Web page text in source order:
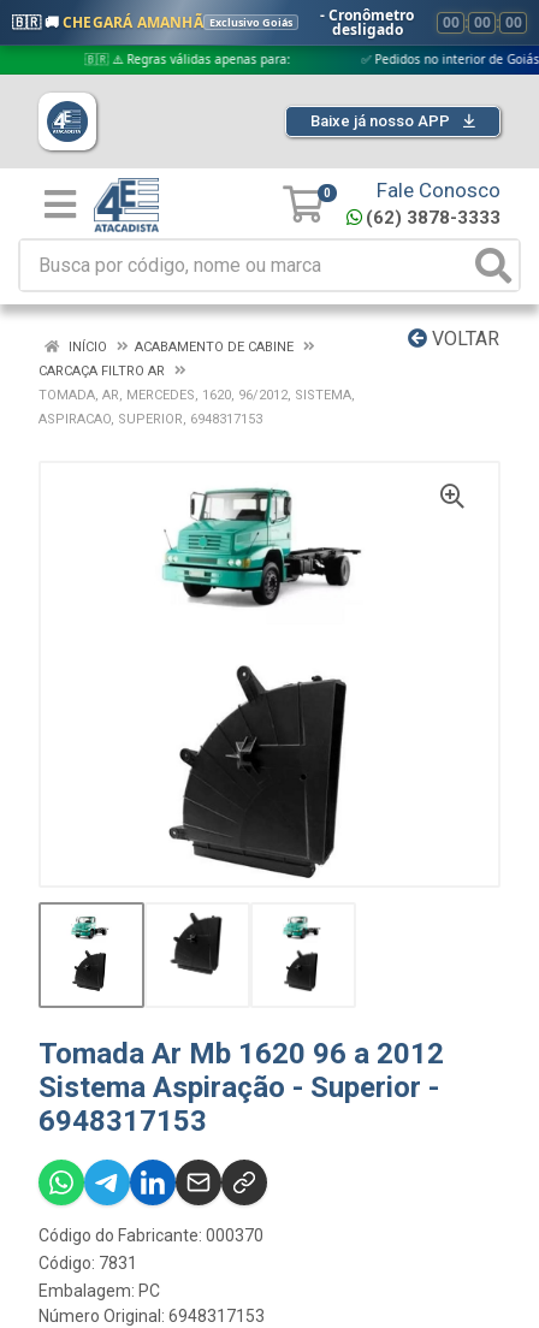
🇧🇷 🚚CHEGARÁ AMANHÃ Exclusivo Goiás - Cronômetro
desligado 00 : 00 : 00
🇧🇷 ⚠️ Regras válidas apenas para: ✅ Pedidos no interior de Goiás
Baixe já nosso APP
0 Fale Conosco
(62) 3878-3333
VOLTAR
INÍCIO
ACABAMENTO DE CABINE
CARCAÇA FILTRO AR
TOMADA, AR, MERCEDES, 1620, 96/2012, SISTEMA,
ASPIRACAO, SUPERIOR, 6948317153
Tomada Ar Mb 1620 96 a 2012
Sistema Aspiração - Superior -
6948317153
Código do Fabricante: 000370
Código: 7831
Embalagem: PC
Número Original: 6948317153